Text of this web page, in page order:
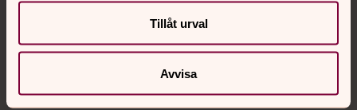
Tillåt urval
Avvisa
lena.lindgren3@svenskakyrkan.se